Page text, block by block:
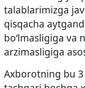
talablarimizga
qisqacha
bo‘lmasligiga va
arzimasligiga
Axborotning bu